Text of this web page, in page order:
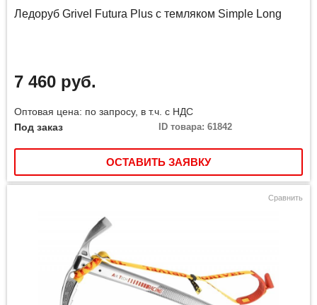
Ледоруб Grivel Futura Plus с темляком Simple Long
7 460 руб.
Оптовая цена: по запросу, в т.ч. с НДС
Под заказ
ID товара: 61842
ОСТАВИТЬ ЗАЯВКУ
Сравнить